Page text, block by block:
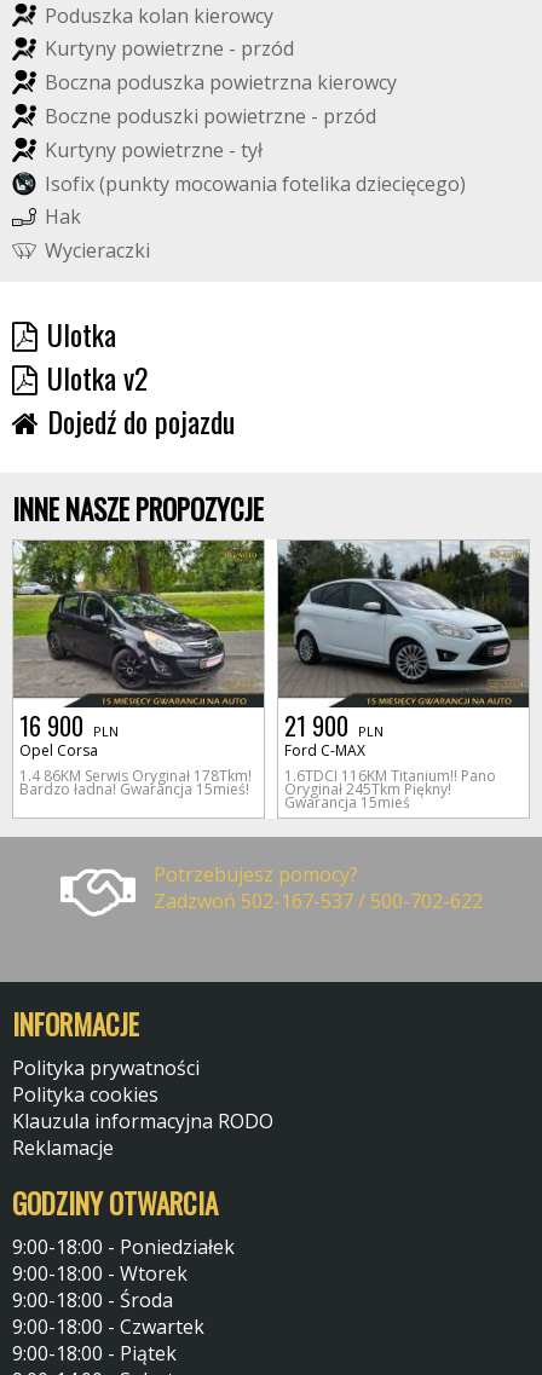
Poduszka kolan kierowcy
Kurtyny powietrzne - przód
Boczna poduszka powietrzna kierowcy
Boczne poduszki powietrzne - przód
Kurtyny powietrzne - tył
Isofix(punkty mocowania fotelika dziecięcego)
Hak
Wycieraczki
Ulotka
Ulotka v2
Dojedź do pojazdu
INNE NASZE PROPOZYCJE
16 900 PLN
Opel Corsa
1.4 86KM Serwis Oryginał 178Tkm!
Bardzo ładna! Gwarancja 15mieś!
21 900 PLN
Ford C-MAX
1.6TDCI 116KM Titanium!! Pano
Oryginał 245Tkm Piękny!
Gwarancja 15mieś
Potrzebujesz pomocy?
Zadzwoń 502-167-537 / 500-702-622
INFORMACJE
Polityka prywatności
Polityka cookies
Klauzula informacyjna RODO
Reklamacje
GODZINY OTWARCIA
9:00-18:00 - Poniedziałek
9:00-18:00 - Wtorek
9:00-18:00 - Środa
9:00-18:00 - Czwartek
9:00-18:00 - Piątek